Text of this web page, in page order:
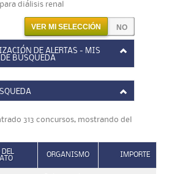
diálisis renal
VER MI SELECCIÓN
DE ALERTAS - MIS
BÚSQUEDA
313 concursos, mostrando del
ORGANISMO IMPORTE